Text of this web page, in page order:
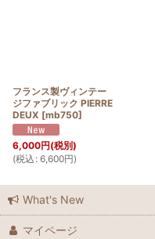
フランス製ヴィンテー
ジファブリック PIERRE
DEUX [mb750]
6,000円(税別)
(税込 : 6,600円)
What's New
マイページ